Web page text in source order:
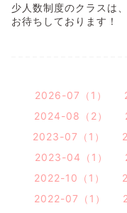
少人数制度のクラスは
お待ちしております！
2026-07（1）
2024-08（2）
2023-07（1）
2023-04（1）
2022-10（1）
2022-07（1）